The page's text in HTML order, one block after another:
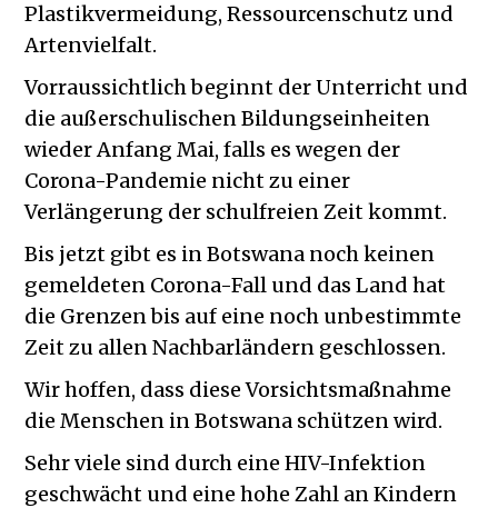
Plastikvermeidung, Ressourcenschutz und
Artenvielfalt.
Vorraussichtlich beginnt der Unterricht und
die außerschulischen Bildungseinheiten
wieder Anfang Mai, falls es wegen der
Corona-Pandemie nicht zu einer
Verlängerung der schulfreien Zeit kommt.
Bis jetzt gibt es in Botswana noch keinen
gemeldeten Corona-Fall und das Land hat
die Grenzen bis auf eine noch unbestimmte
Zeit zu allen Nachbarländern geschlossen.
Wir hoffen, dass diese Vorsichtsmaßnahme
die Menschen in Botswana schützen wird.
Sehr viele sind durch eine HIV-Infektion
geschwächt und eine hohe Zahl an Kindern